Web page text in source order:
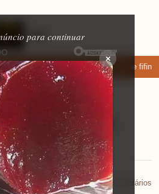
para continuar
×
enviar fotos e vídeos Microfone fifine
min de leitura
Procurados em
📅 29/09/2025💬 0 comentários